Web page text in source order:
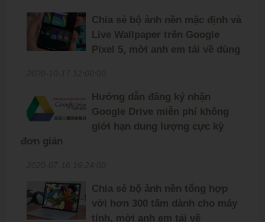
Chia sẻ bộ ảnh nền mặc định và
Live Wallpaper trên Google
Pixel 5, mời anh em tải về dùng
Hướng dẫn đăng ký nhận
Google Drive miễn phí không
giới hạn dung lượng cực kỳ
đơn giản
Chia sẻ bộ ảnh nền tổng hợp
với hơn 300 tấm dành cho máy
tính, mời anh em tải về